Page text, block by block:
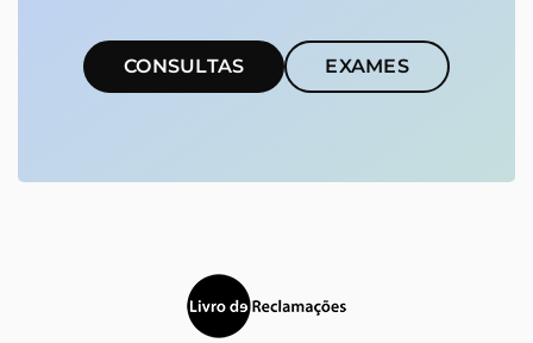
CONSULTAS EXAMES
(abre em nova janela)